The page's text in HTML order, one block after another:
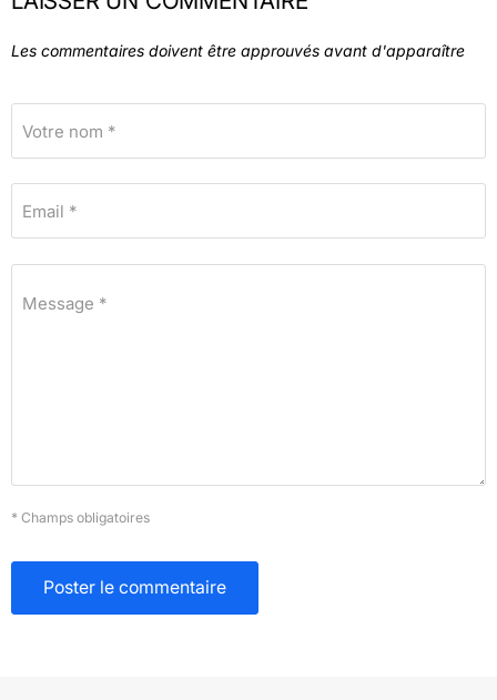
Les commentaires doivent être approuvés avant d'apparaître
Votre nom *
Email *
Message *
* Champs obligatoires
Poster le commentaire